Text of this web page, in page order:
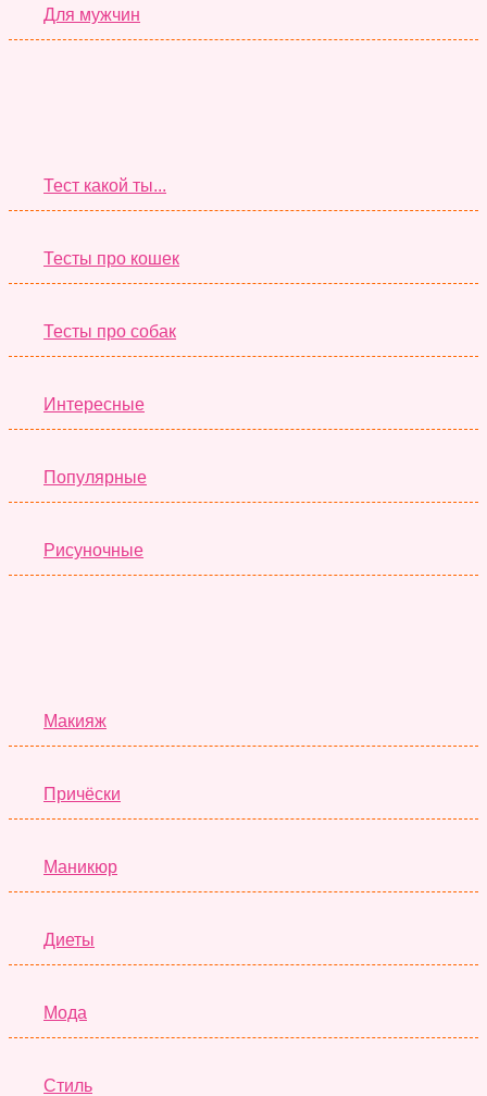
Для мужчин
Тест какой ты...
Тесты про кошек
Тесты про собак
Интересные
Популярные
Рисуночные
Макияж
Причёски
Маникюр
Диеты
Мода
Стиль